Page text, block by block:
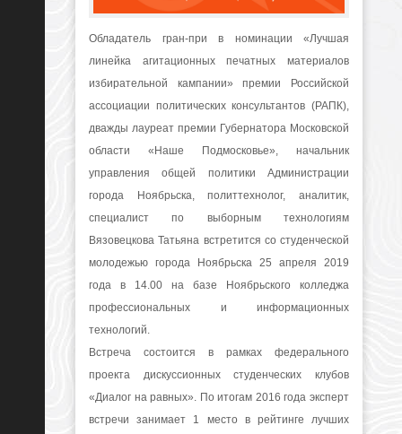
Обладатель гран-при в номинации «Лучшая
линейка агитационных печатных материалов
избирательной кампании» премии Российской
ассоциации политических консультантов (РАПК),
дважды лауреат премии Губернатора Московской
области «Наше Подмосковье», начальник
управления общей политики Администрации
города Ноябрьска, политтехнолог, аналитик,
специалист по выборным технологиям
Вязовецкова Татьяна встретится со студенческой
молодежью города Ноябрьска 25 апреля 2019
года в 14.00 на базе Ноябрьского колледжа
профессиональных и информационных
технологий.
Встреча состоится в рамках федерального
проекта дискуссионных студенческих клубов
«Диалог на равных». По итогам 2016 года эксперт
встречи занимает 1 место в рейтинге лучших